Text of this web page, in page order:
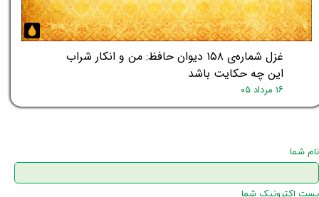
غزل شماره‌ی ۱۵۸ دیوان حافظ: من و انکار شراب
این چه حکایت باشد
۱۶ مرداد ۰۵
نام شما
پست اکترونیک شما